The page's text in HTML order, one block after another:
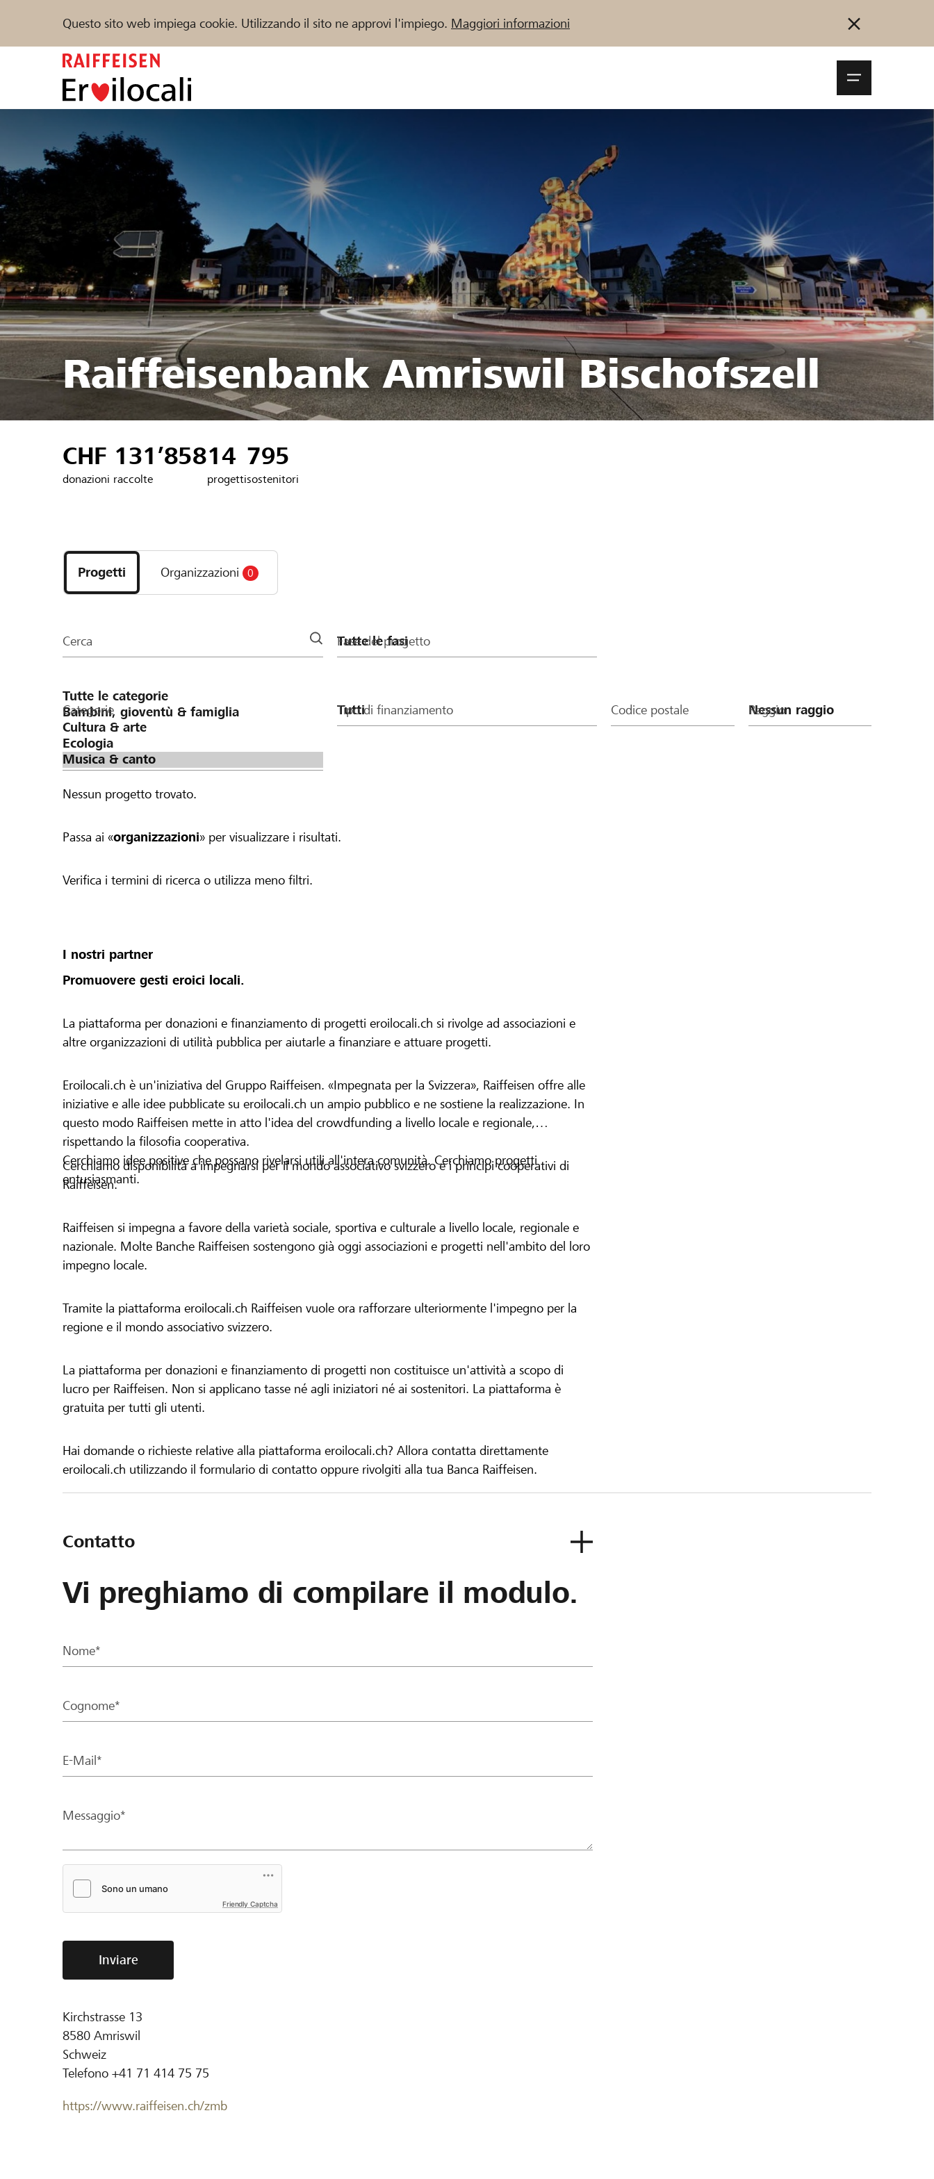
Questo sito web impiega cookie. Utilizzando il sito ne approvi l'impiego. Maggiori informazioni
Sostenere Aiuto & supporto
Trova progetti e organizzazioni
IT
Raiffeisenbank Amriswil Bischofszell
CHF 131’858
donazioni raccolte
14
progetti
795
sostenitori
i
progetti
e
della
Progetti Organizzazioni 0
Cerca Fase del progetto
Categorie Tipo di finanziamento Codice postale Raggio
Nessun progetto trovato.
Passa ai «organizzazioni» per visualizzare i risultati.
Verifica i termini di ricerca o utilizza meno filtri.
I nostri partner
Promuovere gesti eroici locali.
La piattaforma per donazioni e finanziamento di progetti eroilocali.ch si rivolge ad associazioni e
altre organizzazioni di utilità pubblica per aiutarle a finanziare e attuare progetti.
Eroilocali.ch è un'iniziativa del Gruppo Raiffeisen. «Impegnata per la Svizzera», Raiffeisen offre alle
iniziative e alle idee pubblicate su eroilocali.ch un ampio pubblico e ne sostiene la realizzazione. In
questo modo Raiffeisen mette in atto l'idea del crowdfunding a livello locale e regionale,
rispettando la filosofia cooperativa.
Cerchiamo idee positive che possano rivelarsi utili all'intera comunità. Cerchiamo progetti
entusiasmanti.
Cerchiamo disponibilità a impegnarsi per il mondo associativo svizzero e i principi cooperativi di
Raiffeisen.
Raiffeisen si impegna a favore della varietà sociale, sportiva e culturale a livello locale, regionale e
nazionale. Molte Banche Raiffeisen sostengono già oggi associazioni e progetti nell'ambito del loro
impegno locale.
Tramite la piattaforma eroilocali.ch Raiffeisen vuole ora rafforzare ulteriormente l'impegno per la
regione e il mondo associativo svizzero.
La piattaforma per donazioni e finanziamento di progetti non costituisce un'attività a scopo di
lucro per Raiffeisen. Non si applicano tasse né agli iniziatori né ai sostenitori. La piattaforma è
gratuita per tutti gli utenti.
Hai domande o richieste relative alla piattaforma eroilocali.ch? Allora contatta direttamente
eroilocali.ch utilizzando il formulario di contatto oppure rivolgiti alla tua Banca Raiffeisen.
Contatto
Vi preghiamo di compilare il modulo.
Nome*
Cognome*
E-Mail*
Messaggio*
Friendly Captcha
Inviare
Kirchstrasse 13
8580 Amriswil
Schweiz
Telefono +41 71 414 75 75
https://www.raiffeisen.ch/zmb